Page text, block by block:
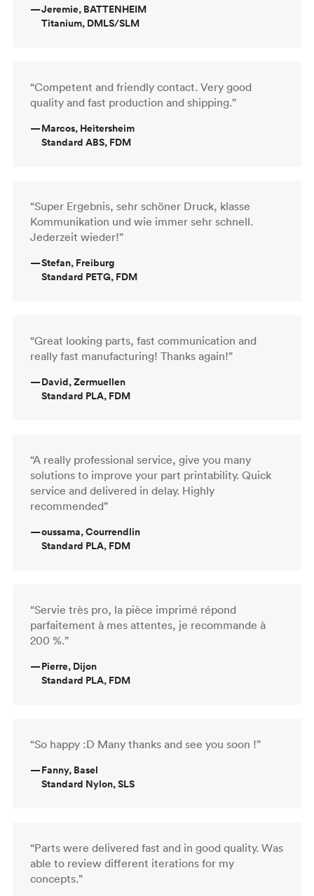
—Jeremie, BATTENHEIM
Titanium, DMLS/SLM
“Competent and friendly contact. Very good
quality and fast production and shipping.”
—Marcos, Heitersheim
Standard ABS, FDM
“Super Ergebnis, sehr schöner Druck, klasse
Kommunikation und wie immer sehr schnell.
Jederzeit wieder!”
—Stefan, Freiburg
Standard PETG, FDM
“Great looking parts, fast communication and
really fast manufacturing! Thanks again!”
—David, Zermuellen
Standard PLA, FDM
“A really professional service, give you many
solutions to improve your part printability. Quick
service and delivered in delay. Highly
recommended”
—oussama, Courrendlin
Standard PLA, FDM
“Servie très pro, la pièce imprimé répond
parfaitement à mes attentes, je recommande à
200 %.”
—Pierre, Dijon
Standard PLA, FDM
“So happy :D Many thanks and see you soon !”
—Fanny, Basel
Standard Nylon, SLS
“Parts were delivered fast and in good quality. Was
able to review different iterations for my
concepts.”